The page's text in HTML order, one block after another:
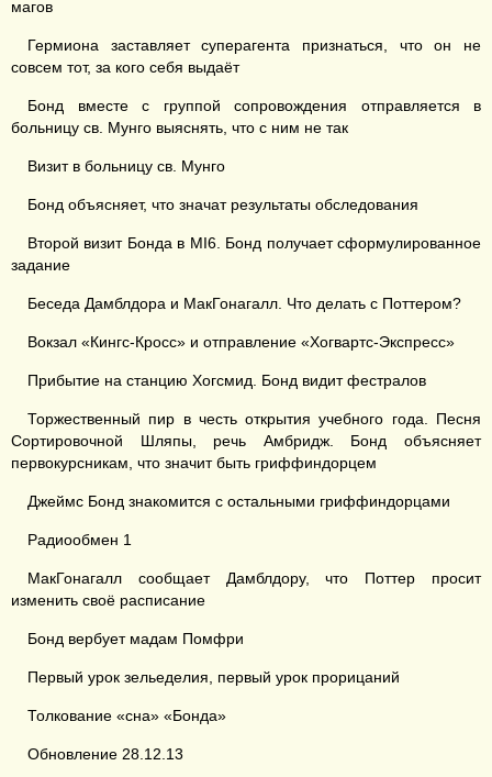
магов
Гермиона заставляет суперагента признаться, что он не
совсем тот, за кого себя выдаёт
Бонд вместе с группой сопровождения отправляется в
больницу св. Мунго выяснять, что с ним не так
Визит в больницу св. Мунго
Бонд объясняет, что значат результаты обследования
Второй визит Бонда в MI6. Бонд получает сформулированное
задание
Беседа Дамблдора и МакГонагалл. Что делать с Поттером?
Вокзал «Кингс-Кросс» и отправление «Хогвартс-Экспресс»
Прибытие на станцию Хогсмид. Бонд видит фестралов
Торжественный пир в честь открытия учебного года. Песня
Сортировочной Шляпы, речь Амбридж. Бонд объясняет
первокурсникам, что значит быть гриффиндорцем
Джеймс Бонд знакомится с остальными гриффиндорцами
Радиообмен 1
МакГонагалл сообщает Дамблдору, что Поттер просит
изменить своё расписание
Бонд вербует мадам Помфри
Первый урок зельеделия, первый урок прорицаний
Толкование «сна» «Бонда»
Обновление 28.12.13